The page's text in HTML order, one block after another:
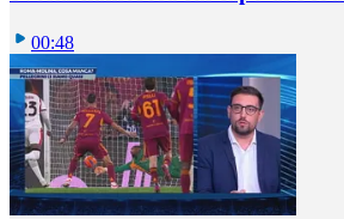
00:48